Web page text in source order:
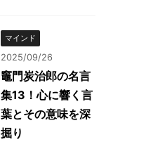
マインド
2025/09/26
竈門炭治郎の名言
集13！心に響く言
葉とその意味を深
掘り